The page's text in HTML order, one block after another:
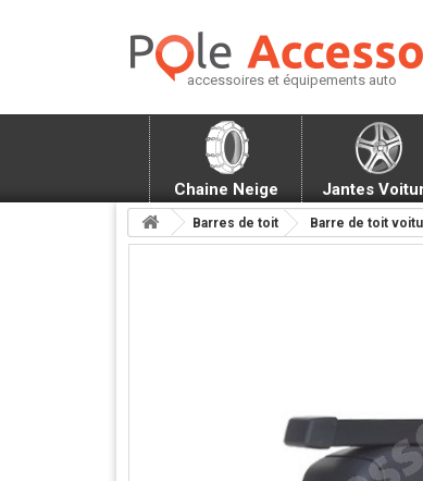
accessoires et équipements auto
Chaine Neige Jantes
Barres de toit Barre de toit